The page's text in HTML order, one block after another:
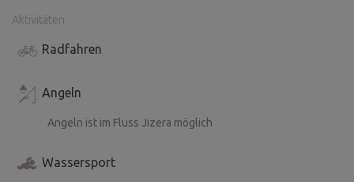
Aktivitäten
Radfahren
Angeln
Angeln ist im Fluss Jizera möglich
Wassersport